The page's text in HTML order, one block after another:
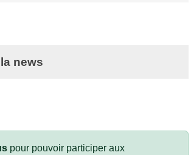
news
pour pouvoir participer aux